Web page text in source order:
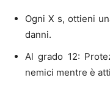
Ogni X s, ottieni
danni.
Al grado 12:
nemici mentre è